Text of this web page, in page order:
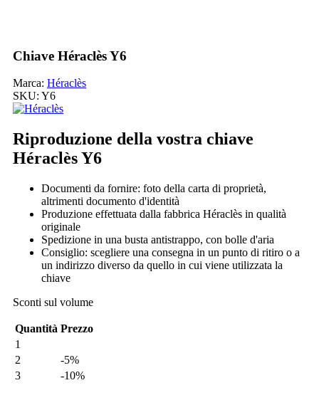
Chiave Héraclès Y6
Marca: Héraclès
SKU: Y6
Riproduzione della vostra chiave
Héraclès Y6
Documenti da fornire: foto della carta di proprietà,
altrimenti documento d'identità
Produzione effettuata dalla fabbrica Héraclès in qualità
originale
Spedizione in una busta antistrappo, con bolle d'aria
Consiglio: scegliere una consegna in un punto di ritiro o a
un indirizzo diverso da quello in cui viene utilizzata la
chiave
Sconti sul volume
Quantità Prezzo
1
2
-5%
3
-10%